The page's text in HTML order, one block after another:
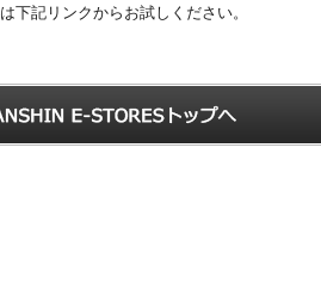
下記リンクからお試しください。